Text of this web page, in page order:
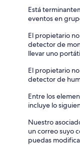
Está
eventos en
El propietario
detector de
llevar uno
El propietario
detector de
Entre los
incluye lo
Nuestro
un correo suyo
puedas